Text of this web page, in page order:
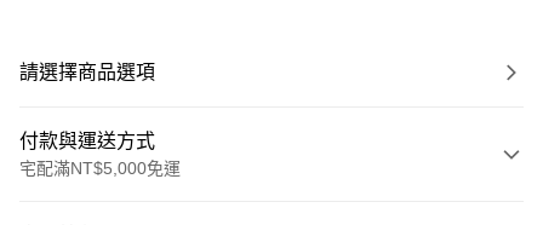
請選擇商品選項
付款與運送方式
宅配滿NT$5,000免運